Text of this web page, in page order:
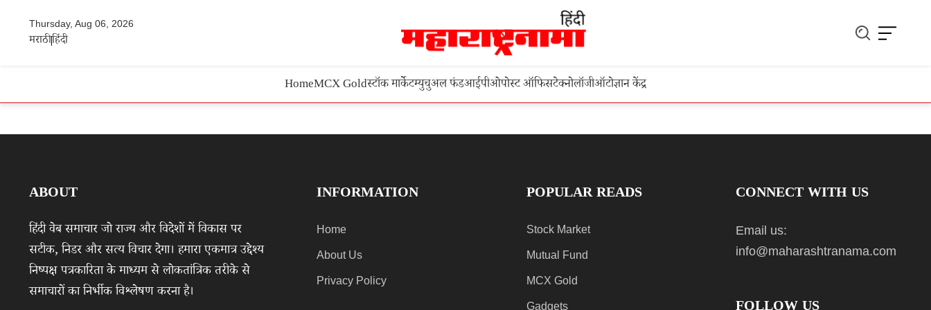
Thursday, Aug 06, 2026
मराठीहिंदी
HomeMCX Goldस्टॉक मार्केटम्युचुअल फंडआईपीओपोस्ट ऑफिसटेक्नोलॉजीऑटोज्ञान केंद्र
ABOUT
हिंदी वेब समाचार जो राज्य और विदेशों में विकास पर
सटीक, निडर और सत्य विचार देगा। हमारा एकमात्र उद्देश्य
निष्पक्ष पत्रकारिता के माध्यम से लोकतांत्रिक तरीके से
समाचारों का निर्भीक विश्लेषण करना है।
INFORMATION
Home
About Us
Privacy Policy
POPULAR READS
Stock Market
Mutual Fund
MCX Gold
Gadgets
CONNECT WITH US
Email us:
info@maharashtranama.com